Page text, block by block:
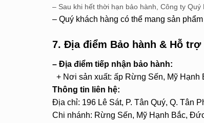
– Sau khi hết thời hạn bảo hành, Công ty
– Quý khách hàng có thể mang sản
7. Địa điểm Bảo hành & Hỗ trợ
– Địa điểm tiếp nhận bảo hành:
+ Nơi sản xuất: ấp Rừng Sến, Mỹ Hạnh
Thông tin liên hệ:
Địa chỉ: 196 Lê Sát, P. Tân Quý, Q. Tân
Chi nhánh: Rừng Sến, Mỹ Hạnh Bắc,